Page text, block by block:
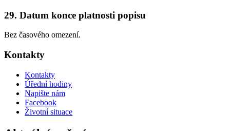
29. Datum konce platnosti popisu
Bez časového omezení.
Kontakty
Kontakty
Úřední hodiny
Napište nám
Facebook
Životní situace